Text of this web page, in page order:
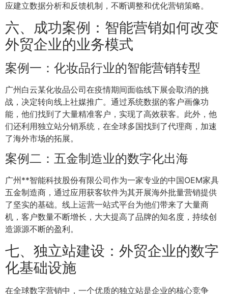
应建立数据分析和反馈机制，不断调整和优化营销策略。
六、成功案例：智能营销如何改变
外贸企业的业务模式
案例一：化妆品行业的智能营销转型
广州白云某化妆品公司在疫情期间面临线下展会取消的挑
战，决定转向线上社媒推广。通过系统数据的客户画像功
能，他们找到了大量精准客户，实现了高效获客。此外，他
们还利用独立站分销系统，在全球多国找到了代理商，加速
了海外市场的拓展。
案例二：五金制造业的数字化出海
广州**智能科技股份有限公司作为一家专业的中国OEM家具
五金制造商，通过应用获客软件为其开展海外批量营销提供
了坚实的基础。线上运营一站式平台为他们带来了大量商
机，客户数量不断增长，大大提高了品牌的知名度，持续创
造源源不断的盈利。
七、独立站建设：外贸企业的数字
化基础设施
在全球数字营销中，一个优质的独立站是企业的核心竞争